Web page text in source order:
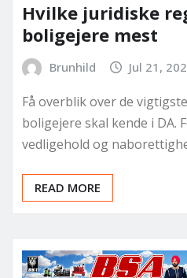
Hvilke juridiske
boligejere mest
Brunhild Jul 21,
Få overblik over de
boligejere skal kende i DA.
vedligehold og
READ MORE